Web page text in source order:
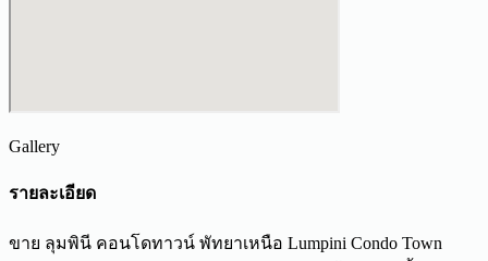
Gallery
รายละเอียด
ขาย ลุมพินี คอนโดทาวน์ พัทยาเหนือ Lumpini Condo Town